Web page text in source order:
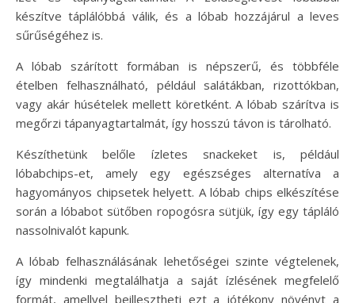
készítve táplálóbbá válik, és a lóbab hozzájárul a leves
sűrűségéhez is.
A lóbab szárított formában is népszerű, és többféle
ételben felhasználható, például salátákban, rizottókban,
vagy akár húsételek mellett köretként. A lóbab szárítva is
megőrzi tápanyagtartalmát, így hosszú távon is tárolható.
Készíthetünk belőle ízletes snackeket is, például
lóbabchips-et, amely egy egészséges alternatíva a
hagyományos chipsetek helyett. A lóbab chips elkészítése
során a lóbabot sütőben ropogósra sütjük, így egy tápláló
nassolnivalót kapunk.
A lóbab felhasználásának lehetőségei szinte végtelenek,
így mindenki megtalálhatja a saját ízlésének megfelelő
formát, amellyel beillesztheti ezt a jótékony növényt a